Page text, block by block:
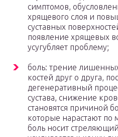
симптомов,
хрящевого слоя и
суставных
появление хрящевых
усугубляет проблему;
боль: трение
костей друг о друга,
дегенеративный
сустава, снижение
становятся причиной
которые нарастают по
боль носит